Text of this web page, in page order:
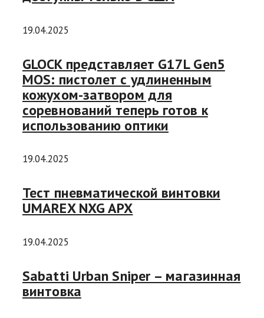
19.04.2025
GLOCK представляет G17L Gen5
MOS: пистолет с удлиненным
кожухом-затвором для
соревнований теперь готов к
использованию оптики
19.04.2025
Тест пневматической винтовки
UMAREX NXG APX
19.04.2025
Sabatti Urban Sniper – магазинная
винтовка